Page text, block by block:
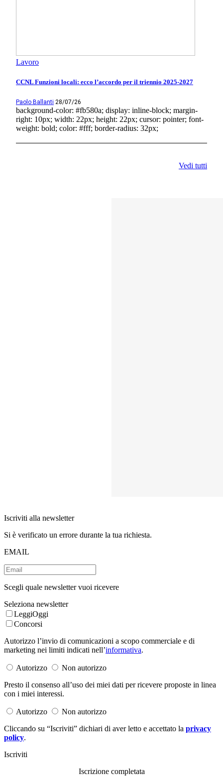
Lavoro
CCNL Funzioni locali: ecco l’accordo per il triennio 2025-2027
Paolo Ballanti 28/07/26
background-color: #fb580a; display: inline-block; margin-
right: 10px; width: 22px; height: 22px; cursor: pointer; font-
weight: bold; color: #fff; border-radius: 32px;
Vedi tutti
Iscriviti alla newsletter
Si è verificato un errore durante la tua richiesta.
EMAIL
Scegli quale newsletter vuoi ricevere
Seleziona newsletter
LeggiOggi
Concorsi
Autorizzo l’invio di comunicazioni a scopo commerciale e di
marketing nei limiti indicati nell’informativa.
Autorizzo
Non autorizzo
Presto il consenso all’uso dei miei dati per ricevere proposte in linea
con i miei interessi.
Autorizzo
Non autorizzo
Cliccando su “Iscriviti” dichiari di aver letto e accettato la privacy
policy.
Iscriviti
Iscrizione completata